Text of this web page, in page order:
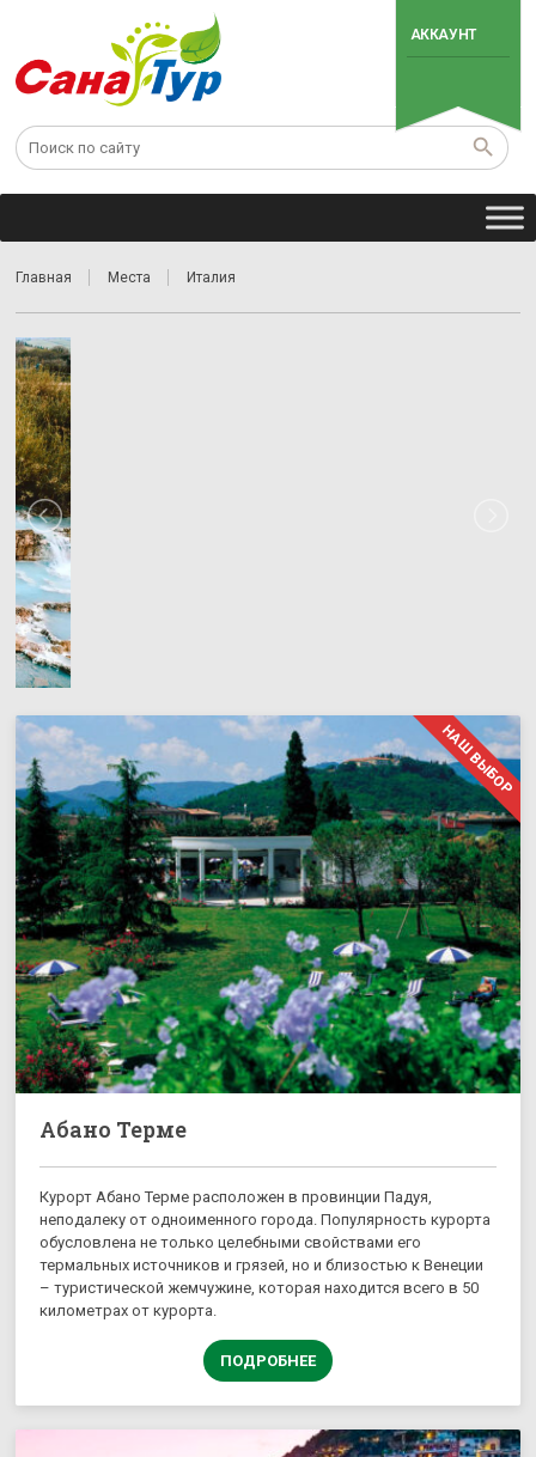
АККАУНТ
Главная Места Италия
НАШ ВЫБОР
Абано Терме
Курорт Абано Терме расположен в провинции Падуя,
неподалеку от одноименного города. Популярность курорта
обусловлена не только целебными свойствами его
термальных источников и грязей, но и близостью к Венеции
– туристической жемчужине, которая находится всего в 50
километрах от курорта.
ПОДРОБНЕЕ